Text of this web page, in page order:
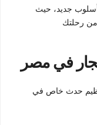
جديد، حيث
من رحلتك
في مصر
تنظيم حدث خاص في